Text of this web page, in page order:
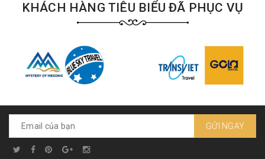
KHÁCH HÀNG TIÊU BIỂU ĐÃ PHỤC VỤ
GỬI NGAY